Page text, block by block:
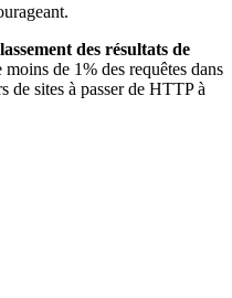
des résultats de
de 1% des requêtes dans
de sites à passer de HTTP à